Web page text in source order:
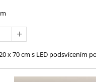
x 70 cm s LED podsvícením